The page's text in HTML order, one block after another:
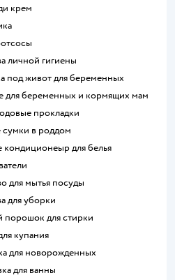
крем
личной гигиены
под живот для беременных
для беременных и кормящих мам
прокладки
сумки в роддом
кондиционеыр для белья
для мытья посуды
для уборки
порошок для стирки
купания
для новорожденных
для ванны